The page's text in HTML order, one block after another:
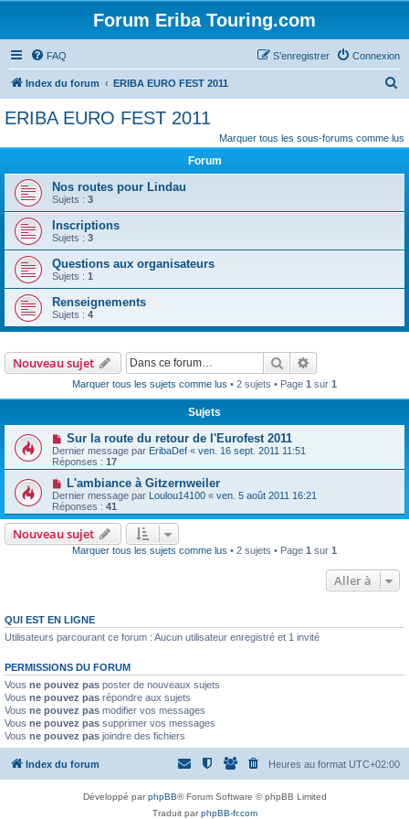
Forum Eriba Touring.com
FAQ Connexion
S’enregistrer
Index du forum ERIBA EURO FEST 2011
h
c
ERIBA EURO FEST 2011
Marquer tous les sous-forums comme lus
Forum
Nos routes pour Lindau
Sujets : 3
Inscriptions
Sujets : 3
Questions aux organisateurs
Sujets : 1
Renseignements
Sujets : 4
Nouveau sujet Rechercher
Marquer tous les sujets comme lus • 2 sujets • Page 1 sur 1
Sujets
Sur la route du retour de l'Eurofest 2011
Dernier message par EribaDef « ven. 16 sept. 2011 11:51
Réponses : 17
L'ambiance à Gitzernweiler
Dernier message par Loulou14100 « ven. 5 août 2011 16:21
Réponses : 41
Nouveau sujet
Marquer tous les sujets comme lus • 2 sujets • Page 1 sur 1
Aller à
QUI EST EN LIGNE
Utilisateurs parcourant ce forum : Aucun utilisateur enregistré et 1 invité
PERMISSIONS DU FORUM
Vous ne pouvez pas poster de nouveaux sujets
Vous ne pouvez pas répondre aux sujets
Vous ne pouvez pas modifier vos messages
Vous ne pouvez pas supprimer vos messages
Vous ne pouvez pas joindre des fichiers
Index du forum Heures au format UTC+02:00
Développé parphpBB® Forum Software © phpBB Limited
Traduit parphpBB-fr.com